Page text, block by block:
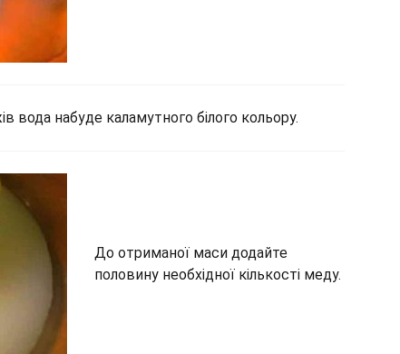
вода набуде каламутного білого кольору.
До отриманої маси додайте
половину необхідної кількості меду.